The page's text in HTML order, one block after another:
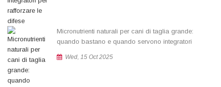
Micronutrienti naturali per cani di taglia grande:
quando bastano e quando servono integratori
Wed, 15 Oct 2025